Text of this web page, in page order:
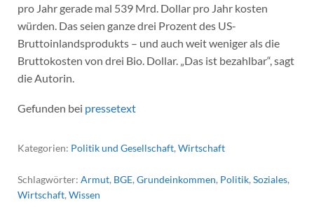
pro Jahr gerade mal 539 Mrd. Dollar pro Jahr kosten
würden. Das seien ganze drei Prozent des US-
Bruttoinlandsprodukts – und auch weit weniger als die
Bruttokosten von drei Bio. Dollar. „Das ist bezahlbar“, sagt
die Autorin.
Gefunden bei pressetext
Kategorien: Politik und Gesellschaft, Wirtschaft
Schlagwörter: Armut, BGE, Grundeinkommen, Politik, Soziales,
Wirtschaft, Wissen